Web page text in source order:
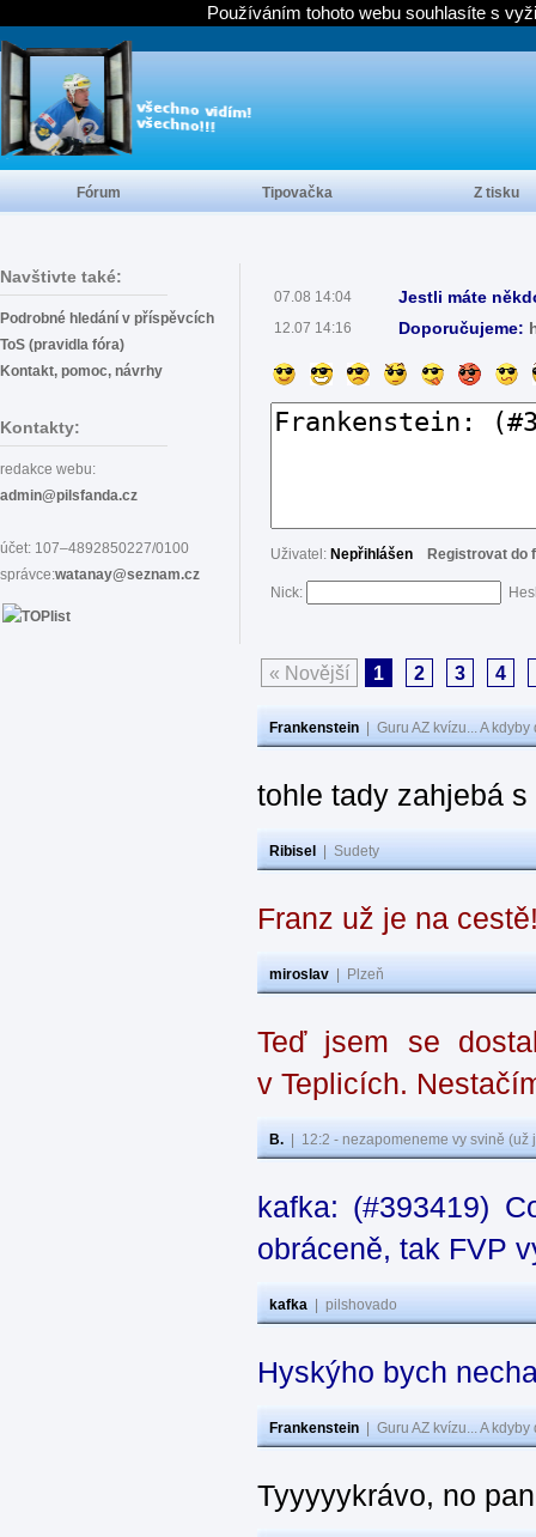
Navštivte také:
Podrobné hledání v příspěvcích
ToS (pravidla fóra)
Kontakt, pomoc, návrhy
Kontakty:
redakce webu:
admin@pilsfanda.cz
účet: 107–4892850227/0100
správce:watanay@seznam.cz
07.08 14:04 Jestli máte
12.07 14:16 Doporučujeme:
Uživatel: Nepřihlášen Registrovat do
Nick:
« Novější 1 2 3 4
Frankenstein Guru AZ kvízu... A
tohle tady zahjebá
Ribisel Sudety
Franz už je na
miroslav Plzeň
Teď jsem se
v Teplicích.
B. 12:2 - nezapomeneme vy svině
kafka: (#393419)
obráceně, tak FVP
kafka pilshovado
Hyskýho bych
Frankenstein Guru AZ kvízu... A
Tyyyyykrávo, no
Fórum Tipovačka Z tisku
Používáním tohoto webu souhlasíte s